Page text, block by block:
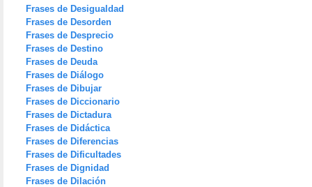
Frases de Desigualdad
Frases de Desorden
Frases de Desprecio
Frases de Destino
Frases de Deuda
Frases de Diálogo
Frases de Dibujar
Frases de Diccionario
Frases de Dictadura
Frases de Didáctica
Frases de Diferencias
Frases de Dificultades
Frases de Dignidad
Frases de Dilación